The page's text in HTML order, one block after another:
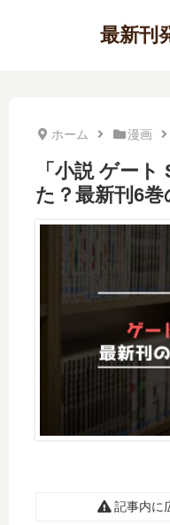
最新刊
ホーム 漫画
「小説 ゲー
た？最新刊6
記事内に